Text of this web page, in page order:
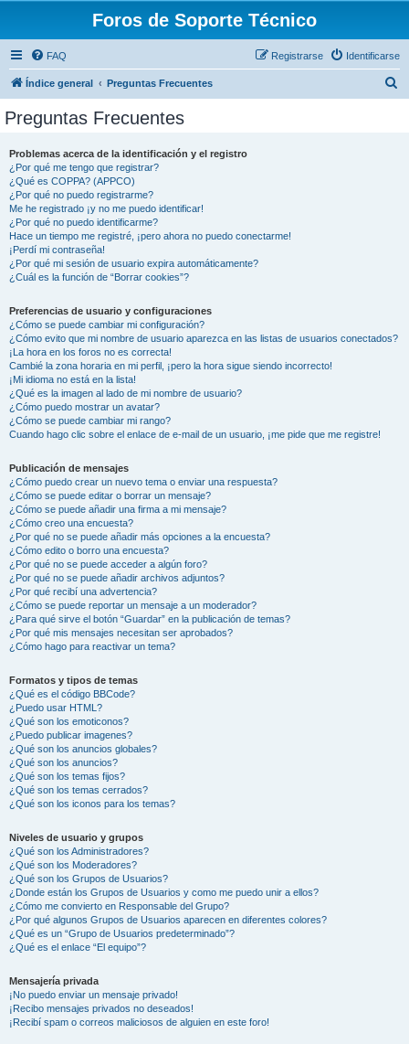
Foros de Soporte Técnico
FAQ Identificarse
Registrarse
Índice general Preguntas Frecuentes
Preguntas Frecuentes
Problemas acerca de la identificación y el registro
¿Por qué me tengo que registrar?
¿Qué es COPPA? (APPCO)
¿Por qué no puedo registrarme?
Me he registrado ¡y no me puedo identificar!
¿Por qué no puedo identificarme?
Hace un tiempo me registré, ¡pero ahora no puedo conectarme!
¡Perdí mi contraseña!
¿Por qué mi sesión de usuario expira automáticamente?
¿Cuál es la función de “Borrar cookies”?
Preferencias de usuario y configuraciones
¿Cómo se puede cambiar mi configuración?
¿Cómo evito que mi nombre de usuario aparezca en las listas de usuarios conectados?
¡La hora en los foros no es correcta!
Cambié la zona horaria en mi perfil, ¡pero la hora sigue siendo incorrecto!
¡Mi idioma no está en la lista!
¿Qué es la imagen al lado de mi nombre de usuario?
¿Cómo puedo mostrar un avatar?
¿Cómo se puede cambiar mi rango?
Cuando hago clic sobre el enlace de e-mail de un usuario, ¡me pide que me registre!
Publicación de mensajes
¿Cómo puedo crear un nuevo tema o enviar una respuesta?
¿Cómo se puede editar o borrar un mensaje?
¿Cómo se puede añadir una firma a mi mensaje?
¿Cómo creo una encuesta?
¿Por qué no se puede añadir más opciones a la encuesta?
¿Cómo edito o borro una encuesta?
¿Por qué no se puede acceder a algún foro?
¿Por qué no se puede añadir archivos adjuntos?
¿Por qué recibí una advertencia?
¿Cómo se puede reportar un mensaje a un moderador?
¿Para qué sirve el botón “Guardar” en la publicación de temas?
¿Por qué mis mensajes necesitan ser aprobados?
¿Cómo hago para reactivar un tema?
Formatos y tipos de temas
¿Qué es el código BBCode?
¿Puedo usar HTML?
¿Qué son los emoticonos?
¿Puedo publicar imagenes?
¿Qué son los anuncios globales?
¿Qué son los anuncios?
¿Qué son los temas fijos?
¿Qué son los temas cerrados?
¿Qué son los iconos para los temas?
Niveles de usuario y grupos
¿Qué son los Administradores?
¿Qué son los Moderadores?
¿Qué son los Grupos de Usuarios?
¿Donde están los Grupos de Usuarios y como me puedo unir a ellos?
¿Cómo me convierto en Responsable del Grupo?
¿Por qué algunos Grupos de Usuarios aparecen en diferentes colores?
¿Qué es un “Grupo de Usuarios predeterminado”?
¿Qué es el enlace “El equipo”?
Mensajería privada
¡No puedo enviar un mensaje privado!
¡Recibo mensajes privados no deseados!
¡Recibí spam o correos maliciosos de alguien en este foro!